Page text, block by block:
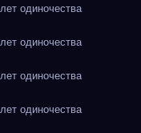
одиночества
одиночества
одиночества
одиночества